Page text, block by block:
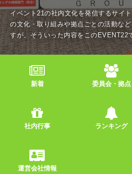
イベント21の社内文化を発信するサイ
の文化・取り組みや拠点ごとの活動な
すが、そういった内容をこのEVENT22
新着 委員会・拠点
社内行事 ランキング
運営会社情報